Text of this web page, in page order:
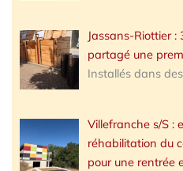
Jassans-Riottier
partagé une
Installés dans
Villefranche s/S :
réhabilitation du
pour une rentrée